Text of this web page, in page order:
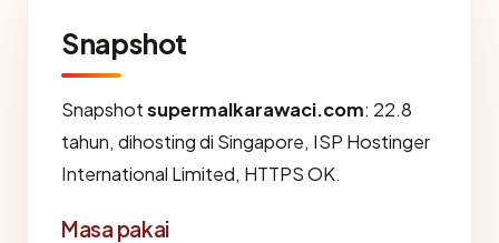
Snapshot
Snapshotsupermalkarawaci.com: 22.8
tahun, dihosting di Singapore, ISP Hostinger
International Limited, HTTPS OK.
Masa pakai